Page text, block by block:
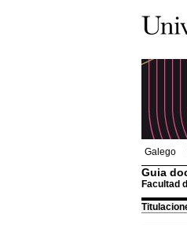
Galego
Guia
Facultad